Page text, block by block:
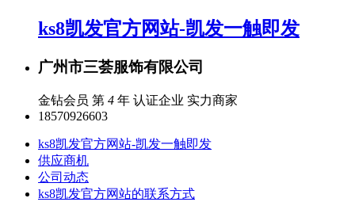
ks8凯发官方网站-凯发一触即发
广州市三荟服饰有限公司
金钻会员 第 4 年 认证企业 实力商家
18570926603
ks8凯发官方网站-凯发一触即发
供应商机
公司动态
ks8凯发官方网站的联系方式